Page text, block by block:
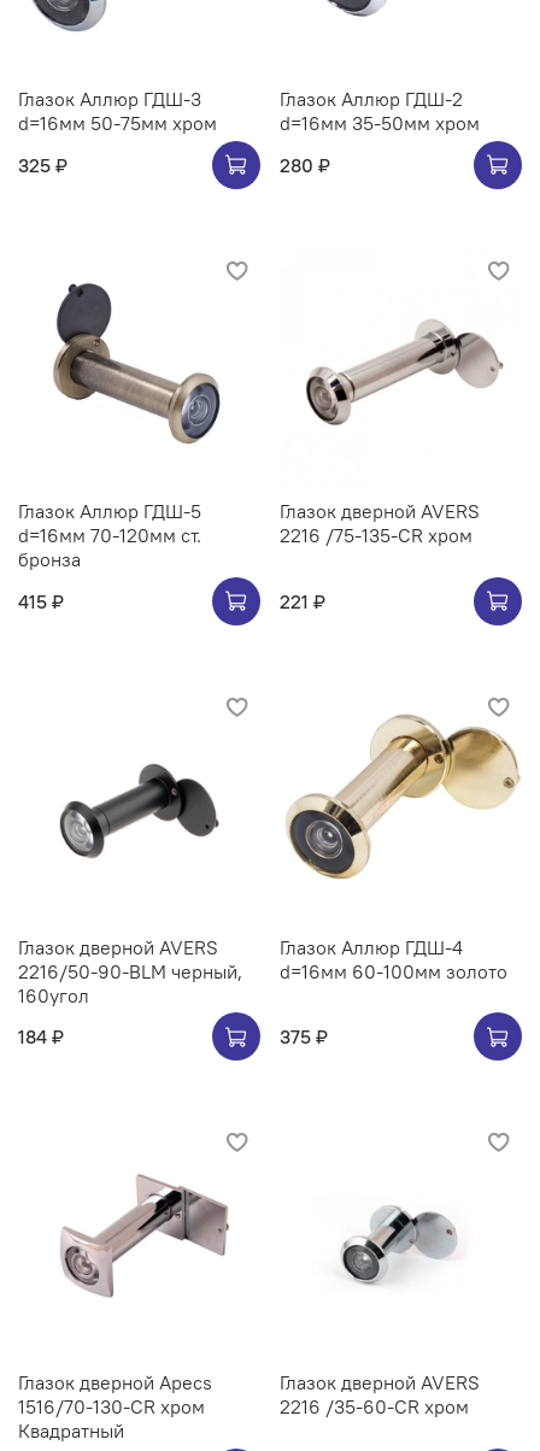
Глазок Аллюр ГДШ-3
d=16мм 50-75мм хром
325 ₽
Глазок Аллюр ГДШ-2
d=16мм 35-50мм хром
280 ₽
Глазок Аллюр ГДШ-5
d=16мм 70-120мм ст.
бронза
415 ₽
Глазок дверной AVERS
2216 /75-135-CR хром
221 ₽
Глазок дверной AVERS
2216/50-90-BLM черный,
160угол
184 ₽
Глазок Аллюр ГДШ-4
d=16мм 60-100мм золото
375 ₽
Глазок дверной Apecs
1516/70-130-CR хром
Квадратный
Глазок дверной AVERS
2216 /35-60-CR хром